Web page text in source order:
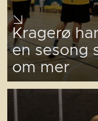
Kragerø
en sesong
om mer